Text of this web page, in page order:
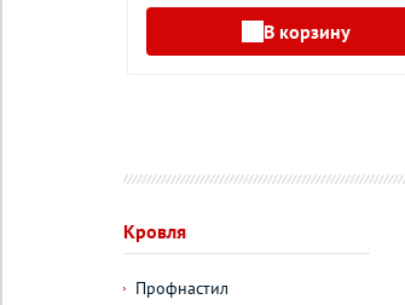
В корзину
Кровля
Профнастил